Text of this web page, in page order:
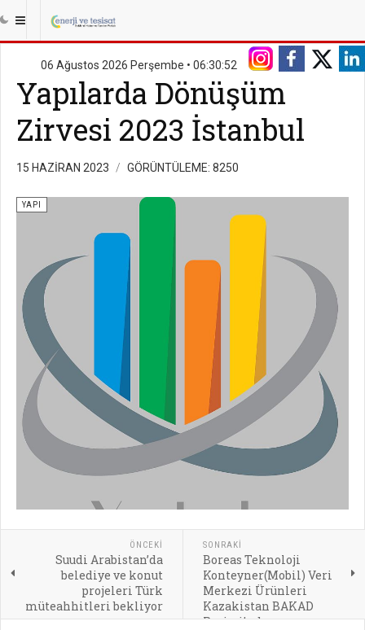
06 Ağustos 2026 Perşembe • 06:30:53
Yapılarda Dönüşüm
Zirvesi 2023 İstanbul
15 HAZIRAN 2023 GÖRÜNTÜLEME: 8250
YAPI
ÖNCEKI
Suudi Arabistan’da
belediye ve konut
projeleri Türk
müteahhitleri bekliyor
SONRAKI
Boreas Teknoloji
Konteyner(Mobil) Veri
Merkezi Ürünleri
Kazakistan BAKAD
Projesi’nde